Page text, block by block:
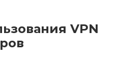
VPN